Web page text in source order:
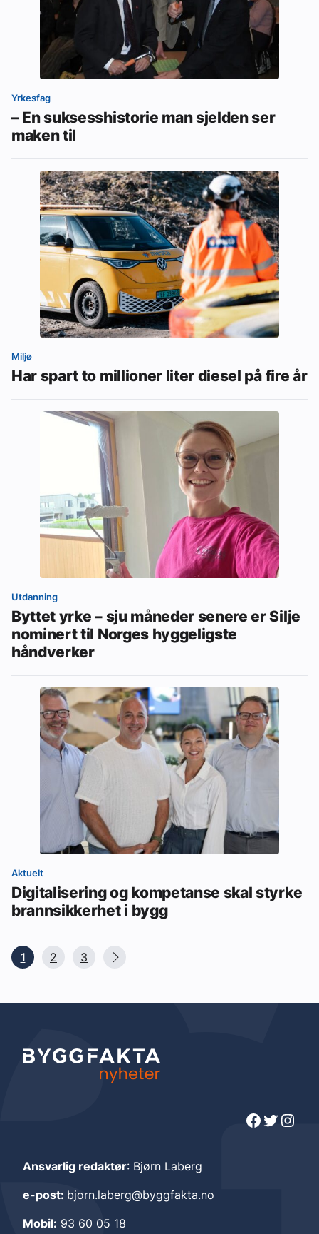
Yrkesfag
– En suksesshistorie man sjelden ser
maken til
Miljø
Har spart to millioner liter diesel på fire år
Utdanning
Byttet yrke – sju måneder senere er Silje
nominert til Norges hyggeligste
håndverker
Aktuelt
Digitalisering og kompetanse skal styrke
brannsikkerhet i bygg
1 2 3
Facebook Twitter Instagram
Ansvarlig redaktør: Bjørn Laberg
e-post: bjorn.laberg@byggfakta.no
Mobil: 93 60 05 18